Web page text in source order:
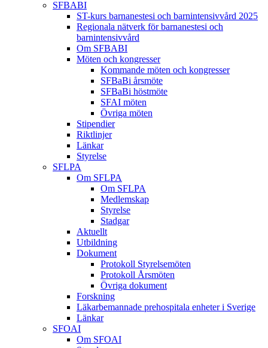
SFBABI
ST-kurs barnanestesi och barnintensivvård 2025
Regionala nätverk för barnanestesi och
barnintensivvård
Om SFBABI
Möten och kongresser
Kommande möten och kongresser
SFBaBi årsmöte
SFBaBi höstmöte
SFAI möten
Övriga möten
Stipendier
Riktlinjer
Länkar
Styrelse
SFLPA
Om SFLPA
Om SFLPA
Medlemskap
Styrelse
Stadgar
Aktuellt
Utbildning
Dokument
Protokoll Styrelsemöten
Protokoll Årsmöten
Övriga dokument
Forskning
Läkarbemannade prehospitala enheter i Sverige
Länkar
SFOAI
Om SFOAI